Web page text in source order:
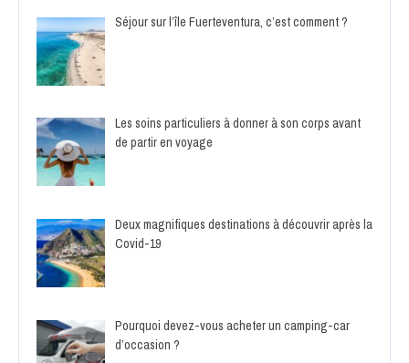
Séjour sur l’île Fuerteventura, c’est comment ?
Les soins particuliers à donner à son corps avant
de partir en voyage
Deux magnifiques destinations à découvrir après la
Covid-19
Pourquoi devez-vous acheter un camping-car
d’occasion ?